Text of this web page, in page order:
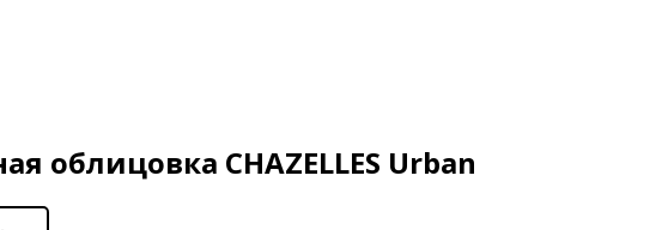
облицовка CHAZELLES Urban